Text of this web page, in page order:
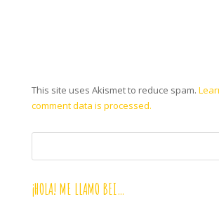
This site uses Akismet to reduce spam.
comment data is processed.
¡HOLA! ME LLAMO BEI…